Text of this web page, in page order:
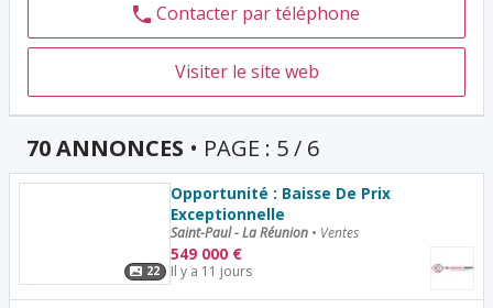
Contacter par téléphone
Visiter le site web
70 ANNONCES • PAGE : 5 / 6
22
Opportunité : Baisse De Prix
Exceptionnelle
Saint-Paul - La Réunion • Ventes
549 000 €
Il y a 11 jours